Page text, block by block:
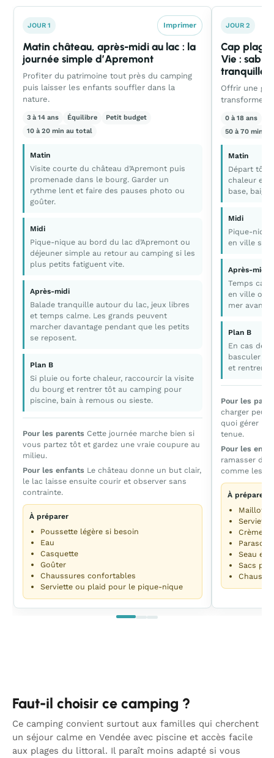
JOUR 1 Imprimer
Matin château, après-midi au lac : la
journée simple d’Apremont
Profiter du patrimoine tout près du camping
puis laisser les enfants souffler dans la
nature.
3 à 14 ans Équilibre
Petit budget
10 à 20 min au total
Matin
Visite courte du château d’Apremont puis
promenade dans le bourg. Garder un
rythme lent et faire des pauses photo ou
goûter.
Midi
Pique-nique au bord du lac d’Apremont ou
déjeuner simple au retour au camping si les
plus petits fatiguent vite.
Après-midi
Balade tranquille autour du lac, jeux libres
et temps calme. Les grands peuvent
marcher davantage pendant que les petits
se reposent.
Plan B
Si pluie ou forte chaleur, raccourcir la visite
du bourg et rentrer tôt au camping pour
piscine, bain à remous ou sieste.
Pour les parents Cette journée marche bien si
vous partez tôt et gardez une vraie coupure au
milieu.
Pour les enfants Le château donne un but clair,
le lac laisse ensuite courir et observer sans
contrainte.
À préparer
Poussette légère si besoin
Eau
Casquette
Goûter
Chaussures confortables
Serviette ou plaid pour le pique-nique
JOUR 2
Cap
Vie :
tranquille
Offrir une
transformer
0 à 18 ans
50 à 70 min
Matin
Départ tôt
chaleur et
base,
Midi
Pique-
en ville
Après-midi
Temps
en ville ou
mer avant
Plan B
En cas de
basculer
et rentrer
Pour les
charger peu
quoi gérer le
tenue.
Pour les
ramasser
comme les
À préparer
Maillots
Crème
Seau et
Sacs
Faut-il choisir ce camping ?
Ce camping convient surtout aux familles qui cherchent
un séjour calme en Vendée avec piscine et accès facile
aux plages du littoral. Il paraît moins adapté si vous